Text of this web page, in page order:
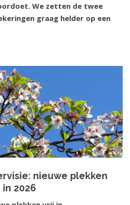
We zetten de twee
graag helder op een
nieuwe plekken
2026